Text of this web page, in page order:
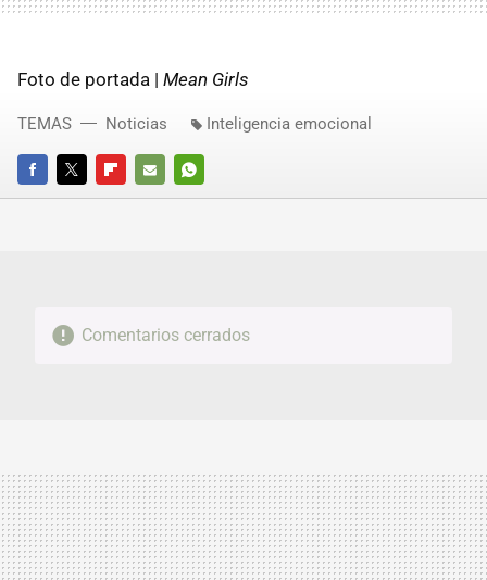
Foto de portada | Mean Girls
FACEBOOKTWITTERFLIPBOARD
E-
WHATSAPP
TEMAS Noticias Inteligencia emocional
Comentarios cerrados